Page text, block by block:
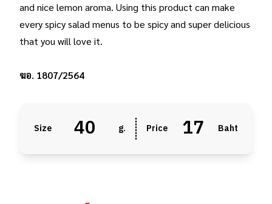
and nice lemon aroma. Using this product can make
every spicy salad menus to be spicy and super delicious
that you will love it.
ฆอ. 1807/2564
Size 40 g. Price 17 Baht